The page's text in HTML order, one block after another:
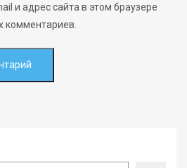
и адрес сайта в этом браузере
комментариев.